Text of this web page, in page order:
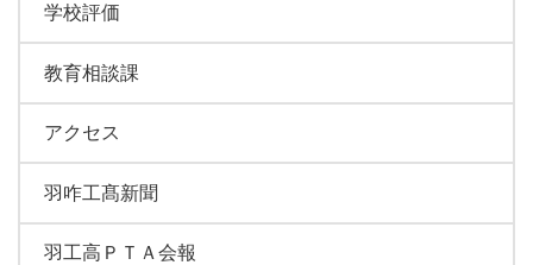
学校評価
教育相談課
アクセス
羽咋工髙新聞
羽工高ＰＴＡ会報